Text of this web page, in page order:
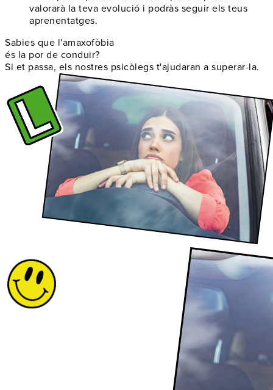
valorarà la teva evolució i podràs seguir els teus
aprenentatges.
Sabies que l'amaxofòbia
és la por de conduir?
Si et passa, els nostres psicòlegs t'ajudaran a superar-la.